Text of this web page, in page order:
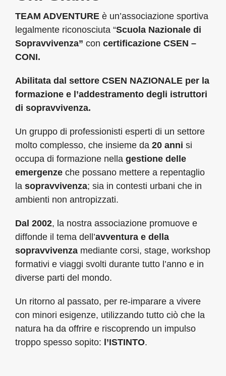
TEAM ADVENTUREè un’associazione sportiva
legalmente riconosciuta “Scuola Nazionale di
Sopravvivenza” con certificazione CSEN –
CONI.
Abilitata dal settore CSEN NAZIONALE per la
formazione e l’addestramento degli istruttori
di sopravvivenza.
Un gruppo di professionisti esperti di un settore
molto complesso, che insieme da 20 anni si
occupa di formazione nella gestione delle
emergenzeche possano mettere a repentaglio
la sopravvivenza; sia in contesti urbani che in
ambienti non antropizzati.
Dal 2002, la nostra associazione promuove e
diffonde il tema dell’avventura e della
sopravvivenzamediante corsi, stage, workshop
formativi e viaggi svolti durante tutto l’anno e in
diverse parti del mondo.
Un ritorno al passato, per re-imparare a vivere
con minori esigenze, utilizzando tutto ciò che la
natura ha da offrire e riscoprendo un impulso
troppo spesso sopito: l’ISTINTO.